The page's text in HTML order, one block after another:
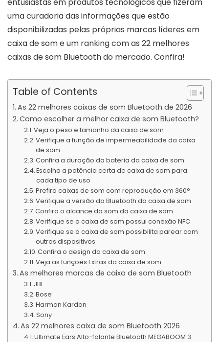
uma curadoria das informações que estão
disponibilizadas pelas próprias marcas líderes em
caixa de som e um ranking com as 22 melhores
caixas de som Bluetooth do mercado. Confira!
Table of Contents
As 22 melhores caixas de som Bluetooth de 2026
Como escolher a melhor caixa de som Bluetooth?
Veja o peso e tamanho da caixa de som
Verifique a função de impermeabilidade da caixa
de som
Confira a duração da bateria da caixa de som
Escolha a potência certa de caixa de som para
cada tipo de uso
Prefira caixas de som com reprodução em 360°
Verifique a versão do Bluetooth da caixa de som
Confira o alcance do som da caixa de som
Verifique se a caixa de som possui conexão NFC
Verifique se a caixa de som possibilita parear com
outros dispositivos
Confira o design da caixa de som
Veja as funções Extras da caixa de som
As melhores marcas de caixa de som Bluetooth
JBL
Bose
Harman Kardon
Sony
As 22 melhores caixa de som Bluetooth 2026
Ultimate Ears Alto-falante Bluetooth MEGABOOM 3